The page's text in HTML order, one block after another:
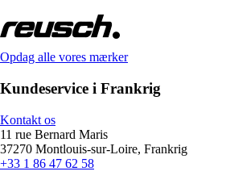
Opdag alle vores mærker
Kundeservice i Frankrig
Kontakt os
11 rue Bernard Maris
37270 Montlouis-sur-Loire, Frankrig
+33 1 86 47 62 58